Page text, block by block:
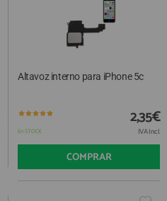
Altavoz interno para iPhone 5c
En STOCK
2,35€
IVA Incl.
COMPRAR